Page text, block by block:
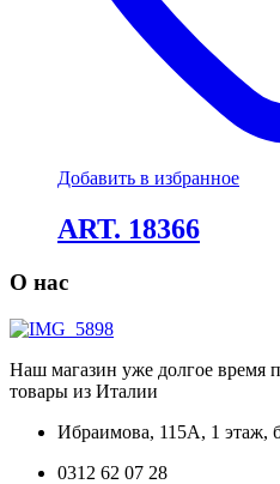
Добавить в избранное
ART. 18366
О нас
Наш магазин уже долгое время
товары из Италии
Ибраимова, 115А, 1 этаж,
0312 62 07 28